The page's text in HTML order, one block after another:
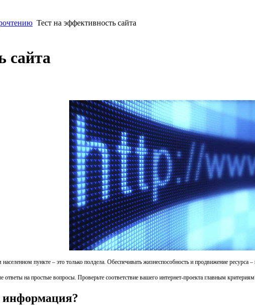
Тест на эффективность сайта
сайта
пункте – это только полдела. Обеспечивать жизнеспособность и продвижение ресурса –
на простые вопросы. Проверьте соответствие вашего интернет-проекта главным
информация?